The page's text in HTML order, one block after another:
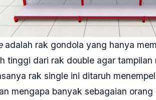
adalah rak gondola yang hanya
tinggi dari rak double agar tampilan
rak single ini ditaruh
mengapa banyak sebagaian